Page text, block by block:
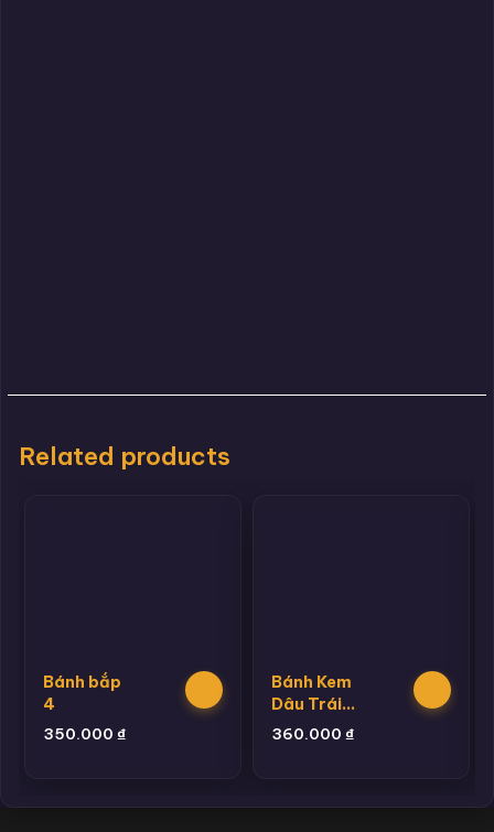
Related products
Bánh bắp
4
350.000 ₫
Bánh Kem
Dâu Trái
Cây
360.000 ₫